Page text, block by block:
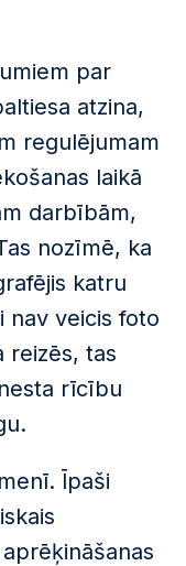
par
atzina,
regulējumam
laikā
darbībām,
nozīmē, ka
katru
nav veicis foto
reizēs, tas
rīcību
Īpaši